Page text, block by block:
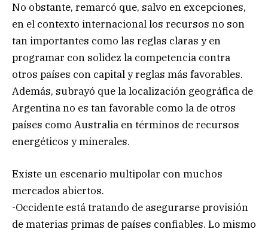
No obstante, remarcó que, salvo en excepciones,
en el contexto internacional los recursos no son
tan importantes como las reglas claras y en
programar con solidez la competencia contra
otros países con capital y reglas más favorables.
Además, subrayó que la localización geográfica de
Argentina no es tan favorable como la de otros
países como Australia en términos de recursos
energéticos y minerales.
Existe un escenario multipolar con muchos
mercados abiertos.
-Occidente está tratando de asegurarse provisión
de materias primas de países confiables. Lo mismo